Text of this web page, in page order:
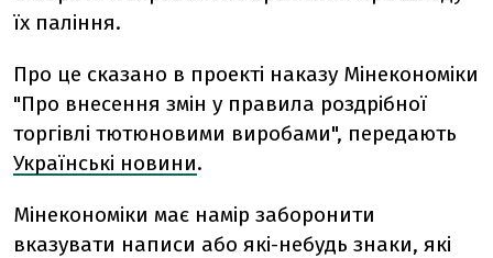
їх паління.
Про це сказано в проекті наказу Мінекономіки
"Про внесення змін у правила роздрібної
торгівлі тютюновими виробами", передають
Українські новини.
Мінекономіки має намір заборонити
вказувати написи або які-небудь знаки, які